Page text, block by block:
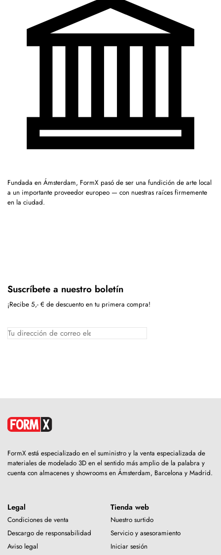
Fundada en Ámsterdam, FormX pasó de ser una fundición de arte local
a un importante proveedor europeo — con nuestras raíces firmemente
en la ciudad.
Suscríbete a nuestro boletín
¡Recibe 5,- € de descuento en tu primera compra!
FormX está especializado en el suministro y la venta especializada de
materiales de modelado 3D en el sentido más amplio de la palabra y
cuenta con almacenes y showrooms en Ámsterdam, Barcelona y Madrid.
Legal
Condiciones de venta
Descargo de responsabilidad
Aviso legal
Tienda web
Nuestro surtido
Servicio y asesoramiento
Iniciar sesión